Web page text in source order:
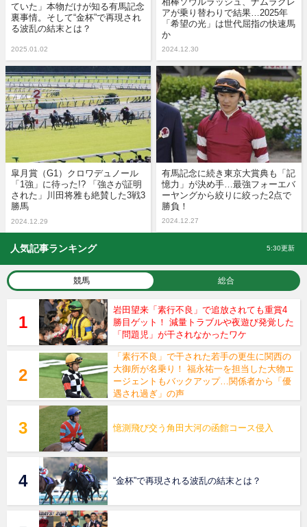
ていた」本物だけが知る有馬記念
裏事情。そして“金杯”で再現され
る波乱の結末とは？
2025.01.02
アが乗り替わりで結果…2025年
「希望の光」は世代屈指の快速馬
か
2024.12.30
皐月賞（G1）クロワデュノール
「1強」に待った!? 「強さが証明
された」川田将雅も絶賛した3戦3
勝馬
2024.12.29
有馬記念に続き東京大賞典も「記
憶力」が決め手…最強フォーエバ
ーヤングから絞りに絞った2点で
勝負！
2024.12.27
人気記事ランキング 5:30更新
競馬 総合
岩田望来「素行不良」で追放されても重賞4
勝目ゲット！ 減量トラブルや夜遊び発覚した
「問題児」が干されなかったワケ
「素行不良」で干された若手の更生に関西の
大御所が名乗り！ 福永祐一を担当した大物エ
ージェントもバックアップ…関係者から「優
遇され過ぎ」の声
憶測飛び交う角田大河の函館コース侵入
“金杯”で再現される波乱の結末とは？